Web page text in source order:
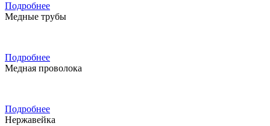
Подробнее
Медные трубы
Подробнее
Медная проволока
Подробнее
Нержавейка